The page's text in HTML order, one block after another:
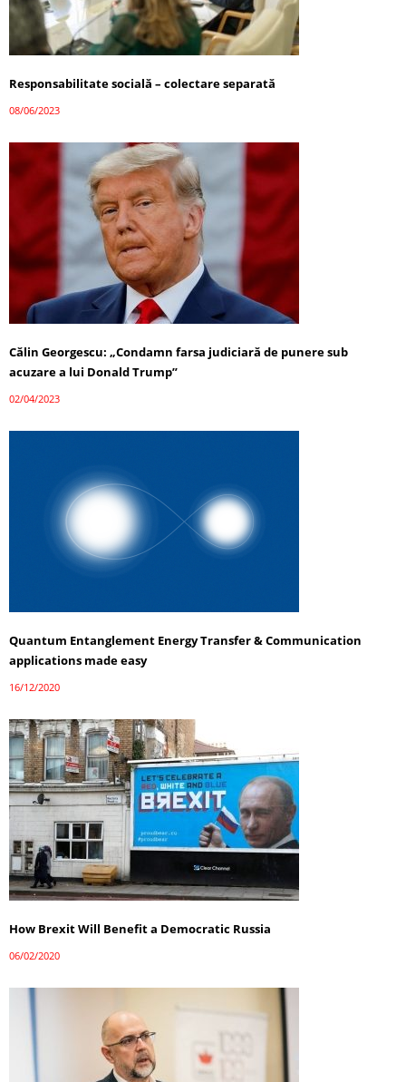
Responsabilitate socială – colectare separată
08/06/2023
Călin Georgescu: „Condamn farsa judiciară de punere sub
acuzare a lui Donald Trump”
02/04/2023
Quantum Entanglement Energy Transfer & Communication
applications made easy
16/12/2020
How Brexit Will Benefit a Democratic Russia
06/02/2020